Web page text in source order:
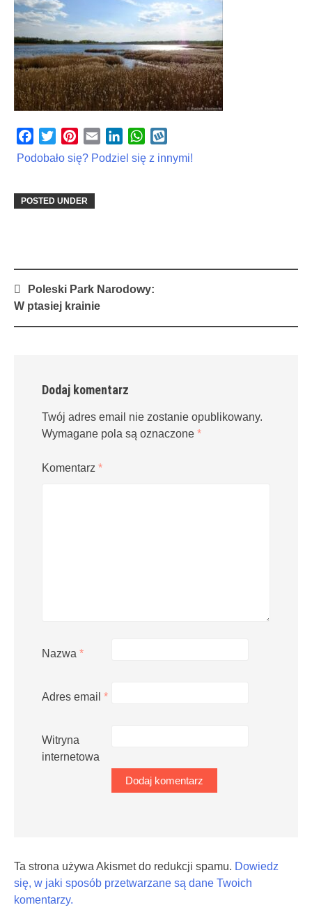
Facebook
TwitterPinterest
Email LinkedInWhatsApp
Podobało się? Podziel się z innymi!
POSTED UNDER
Post
navigation
Poleski Park Narodowy:
W ptasiej krainie
Dodaj komentarz
Twój adres email nie zostanie opublikowany.
Wymagane pola są oznaczone *
Komentarz *
Nazwa *
Adres email *
Witryna
internetowa
Ta strona używa Akismet do redukcji spamu. Dowiedz
się, w jaki sposób przetwarzane są dane Twoich
komentarzy.